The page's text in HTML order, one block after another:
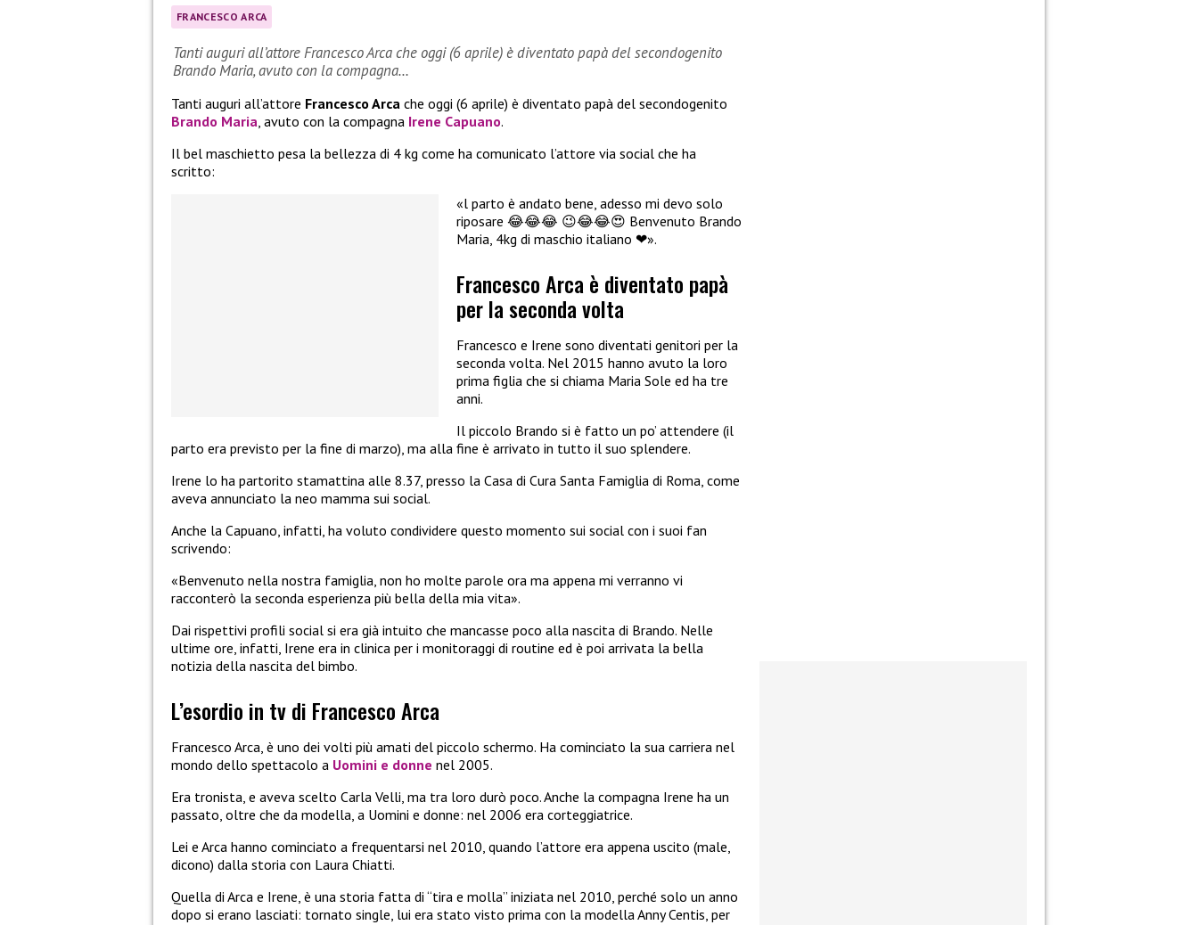
FRANCESCO ARCA
Tanti auguri all’attore Francesco Arca che oggi (6 aprile) è diventato papà del secondogenito
Brando Maria, avuto con la compagna…
Tanti auguri all’attore Francesco Arca che oggi (6 aprile) è diventato papà del secondogenito
Brando Maria , avuto con la compagna Irene Capuano.
Il bel maschietto pesa la bellezza di 4 kg come ha comunicato l’attore via social che ha
scritto:
«l parto è andato bene, adesso mi devo solo
riposare 😂😂😂 😉😂😂😍 Benvenuto Brando
Maria, 4kg di maschio italiano ❤».
Francesco Arca è diventato papà
per la seconda volta
Francesco e Irene sono diventati genitori per la
seconda volta. Nel 2015 hanno avuto la loro
prima figlia che si chiama Maria Sole ed ha tre
anni.
Il piccolo Brando si è fatto un po’ attendere (il
parto era previsto per la fine di marzo), ma alla fine è arrivato in tutto il suo splendere.
Irene lo ha partorito stamattina alle 8.37, presso la Casa di Cura Santa Famiglia di Roma, come
aveva annunciato la neo mamma sui social.
Anche la Capuano, infatti, ha voluto condividere questo momento sui social con i suoi fan
scrivendo:
«Benvenuto nella nostra famiglia, non ho molte parole ora ma appena mi verranno vi
racconterò la seconda esperienza più bella della mia vita».
Dai rispettivi profili social si era già intuito che mancasse poco alla nascita di Brando. Nelle
ultime ore, infatti, Irene era in clinica per i monitoraggi di routine ed è poi arrivata la bella
notizia della nascita del bimbo.
L’esordio in tv di Francesco Arca
Francesco Arca, è uno dei volti più amati del piccolo schermo. Ha cominciato la sua carriera nel
mondo dello spettacolo a Uomini e donne nel 2005.
Era tronista, e aveva scelto Carla Velli, ma tra loro durò poco. Anche la compagna Irene ha un
passato, oltre che da modella, a Uomini e donne: nel 2006 era corteggiatrice.
Lei e Arca hanno cominciato a frequentarsi nel 2010, quando l’attore era appena uscito (male,
dicono) dalla storia con Laura Chiatti.
Quella di Arca e Irene, è una storia fatta di “tira e molla” iniziata nel 2010, perché solo un anno
dopo si erano lasciati: tornato single, lui era stato visto prima con la modella Anny Centis, per